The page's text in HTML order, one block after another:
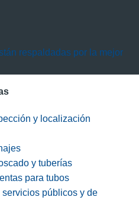
respaldadas por la mejor
y localización
y tuberías
para tubos
servicios públicos y de